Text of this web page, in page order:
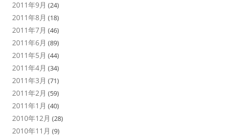
2011年9月 (24)
2011年8月 (18)
2011年7月 (46)
2011年6月 (89)
2011年5月 (44)
2011年4月 (34)
2011年3月 (71)
2011年2月 (59)
2011年1月 (40)
2010年12月 (28)
2010年11月 (9)